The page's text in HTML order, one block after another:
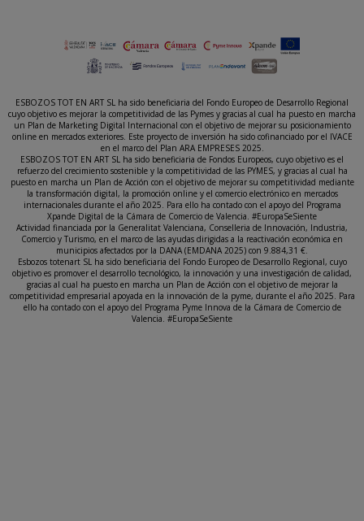
ESBOZOS TOT EN ART SL ha sido beneficiaria del Fondo Europeo de Desarrollo Regional
cuyo objetivo es mejorar la competitividad de las Pymes y gracias al cual ha puesto en marcha
un Plan de Marketing Digital Internacional con el objetivo de mejorar su posicionamiento
online en mercados exteriores. Este proyecto de inversión ha sido cofinanciado por el IVACE
en el marco del Plan ARA EMPRESES 2025.
ESBOZOS TOT EN ART SL ha sido beneficiaria de Fondos Europeos, cuyo objetivo es el
refuerzo del crecimiento sostenible y la competitividad de las PYMES, y gracias al cual ha
puesto en marcha un Plan de Acción con el objetivo de mejorar su competitividad mediante
la transformación digital, la promoción online y el comercio electrónico en mercados
internacionales durante el año 2025. Para ello ha contado con el apoyo del Programa
Xpande Digital de la Cámara de Comercio de Valencia. #EuropaSeSiente
Actividad financiada por la Generalitat Valenciana, Conselleria de Innovación, Industria,
Comercio y Turismo, en el marco de las ayudas dirigidas a la reactivación económica en
municipios afectados por la DANA (EMDANA 2025) con 9.884,31 €.
Esbozos totenart SL ha sido beneficiaria del Fondo Europeo de Desarrollo Regional, cuyo
objetivo es promover el desarrollo tecnológico, la innovación y una investigación de calidad,
gracias al cual ha puesto en marcha un Plan de Acción con el objetivo de mejorar la
competitividad empresarial apoyada en la innovación de la pyme, durante el año 2025. Para
ello ha contado con el apoyo del Programa Pyme Innova de la Cámara de Comercio de
Valencia. #EuropaSeSiente